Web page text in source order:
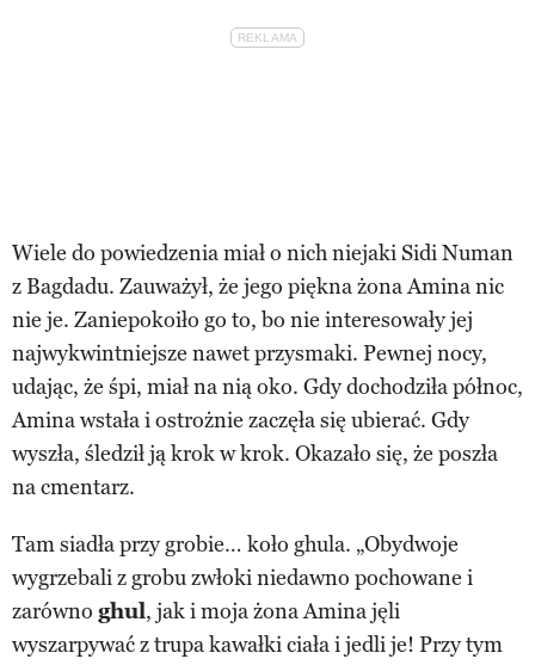
Wiele do powiedzenia miał o nich niejaki Sidi Numan
z Bagdadu. Zauważył, że jego piękna żona Amina nic
nie je. Zaniepokoiło go to, bo nie interesowały jej
najwykwintniejsze nawet przysmaki. Pewnej nocy,
udając, że śpi, miał na nią oko. Gdy dochodziła północ,
Amina wstała i ostrożnie zaczęła się ubierać. Gdy
wyszła, śledził ją krok w krok. Okazało się, że poszła
na cmentarz.
Tam siadła przy grobie… koło ghula. „Obydwoje
wygrzebali z grobu zwłoki niedawno pochowane i
zarówno ghul, jak i moja żona Amina jęli
wyszarpywać z trupa kawałki ciała i jedli je! Przy tym